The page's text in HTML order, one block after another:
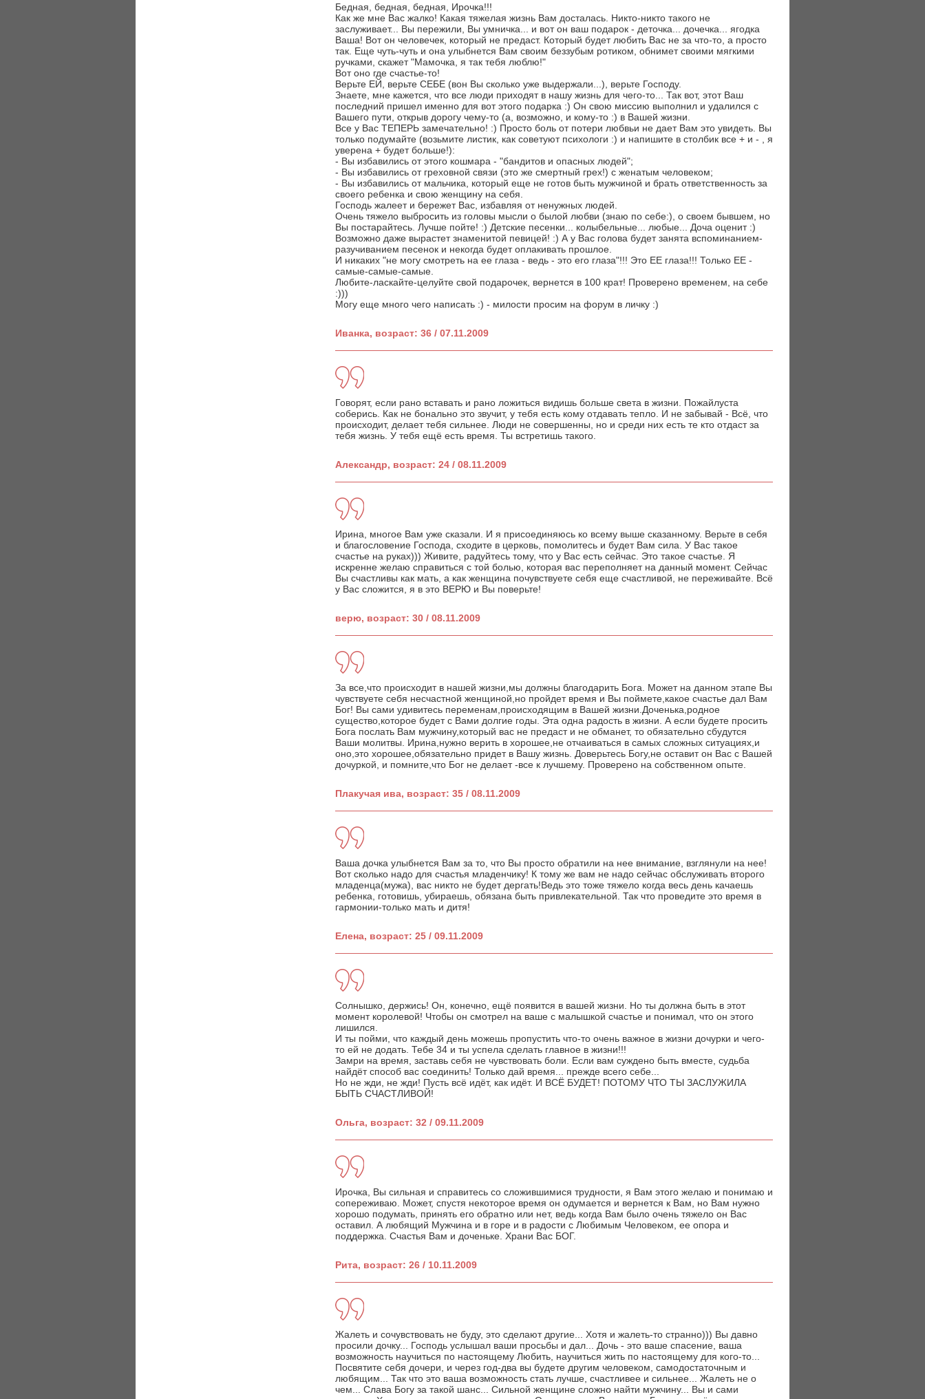
Бедная, бедная, бедная, Ирочка!!!
Как же мне Вас жалко! Какая тяжелая жизнь Вам досталась. Никто-никто такого не
заслуживает... Вы пережили, Вы умничка... и вот он ваш подарок - деточка... дочечка... ягодка
Ваша! Вот он человечек, который не предаст. Который будет любить Вас не за что-то, а просто
так. Еще чуть-чуть и она улыбнется Вам своим беззубым ротиком, обнимет своими мягкими
ручками, скажет "Мамочка, я так тебя люблю!"
Вот оно где счастье-то!
Верьте ЕЙ, верьте СЕБЕ (вон Вы сколько уже выдержали...), верьте Господу.
Знаете, мне кажется, что все люди приходят в нашу жизнь для чего-то... Так вот, этот Ваш
последний пришел именно для вот этого подарка :) Он свою миссию выполнил и удалился с
Вашего пути, открыв дорогу чему-то (а, возможно, и кому-то :) в Вашей жизни.
Все у Вас ТЕПЕРЬ замечательно! :) Просто боль от потери любвьи не дает Вам это увидеть. Вы
только подумайте (возьмите листик, как советуют психологи :) и напишите в столбик все + и - , я
уверена + будет больше!):
- Вы избавились от этого кошмара - "бандитов и опасных людей";
- Вы избавились от греховной связи (это же смертный грех!) с женатым человеком;
- Вы избавились от мальчика, который еще не готов быть мужчиной и брать ответственность за
своего ребенка и свою женщину на себя.
Господь жалеет и бережет Вас, избавляя от ненужных людей.
Очень тяжело выбросить из головы мысли о былой любви (знаю по себе:), о своем бывшем, но
Вы постарайтесь. Лучше пойте! :) Детские песенки... колыбельные... любые... Доча оценит :)
Возможно даже вырастет знаменитой певицей! :) А у Вас голова будет занята вспоминанием-
разучиванием песенок и некогда будет оплакивать прошлое.
И никаких "не могу смотреть на ее глаза - ведь - это его глаза"!!! Это ЕЕ глаза!!! Только ЕЕ -
самые-самые-самые.
Любите-ласкайте-целуйте свой подарочек, вернется в 100 крат! Проверено временем, на себе
:)))
Могу еще много чего написать :) - милости просим на форум в личку :)
Иванка, возраст: 36 / 07.11.2009
Говорят, если рано вставать и рано ложиться видишь больше света в жизни. Пожайлуста
соберись. Как не бонально это звучит, у тебя есть кому отдавать тепло. И не забывай - Всё, что
происходит, делает тебя сильнее. Люди не совершенны, но и среди них есть те кто отдаст за
тебя жизнь. У тебя ещё есть время. Ты встретишь такого.
Александр, возраст: 24 / 08.11.2009
Ирина, многое Вам уже сказали. И я присоединяюсь ко всему выше сказанному. Верьте в себя
и благословение Господа, сходите в церковь, помолитесь и будет Вам сила. У Вас такое
счастье на руках))) Живите, радуйтесь тому, что у Вас есть сейчас. Это такое счастье. Я
искренне желаю справиться с той болью, которая вас переполняет на данный момент. Сейчас
Вы счастливы как мать, а как женщина почувствуете себя еще счастливой, не переживайте. Всё
у Вас сложится, я в это ВЕРЮ и Вы поверьте!
верю, возраст: 30 / 08.11.2009
За все,что происходит в нашей жизни,мы должны благодарить Бога. Может на данном этапе Вы
чувствуете себя несчастной женщиной,но пройдет время и Вы поймете,какое счастье дал Вам
Бог! Вы сами удивитесь переменам,происходящим в Вашей жизни.Доченька,родное
существо,которое будет с Вами долгие годы. Эта одна радость в жизни. А если будете просить
Бога послать Вам мужчину,который ваc не предаст и не обманет, то обязательно сбудутся
Ваши молитвы. Ирина,нужно верить в хорошее,не отчаиваться в самых сложных ситуациях,и
оно,это хорошее,обязательно придет в Вашу жизнь. Доверьтесь Богу,не оставит он Вас с Вашей
дочуркой, и помните,что Бог не делает -все к лучшему. Проверено на собственном опыте.
Плакучая ива, возраст: 35 / 08.11.2009
Ваша дочка улыбнется Вам за то, что Вы просто обратили на нее внимание, взглянули на нее!
Вот сколько надо для счастья младенчику! К тому же вам не надо сейчас обслуживать второго
младенца(мужа), вас никто не будет дергать!Ведь это тоже тяжело когда весь день качаешь
ребенка, готовишь, убираешь, обязана быть привлекательной. Так что проведите это время в
гармонии-только мать и дитя!
Елена, возраст: 25 / 09.11.2009
Солнышко, держись! Он, конечно, ещё появится в вашей жизни. Но ты должна быть в этот
момент королевой! Чтобы он смотрел на ваше с малышкой счастье и понимал, что он этого
лишился.
И ты пойми, что каждый день можешь пропустить что-то очень важное в жизни дочурки и чего-
то ей не додать. Тебе 34 и ты успела сделать главное в жизни!!!
Замри на время, заставь себя не чувствовать боли. Если вам суждено быть вместе, судьба
найдёт способ вас соединить! Только дай время... прежде всего себе...
Но не жди, не жди! Пусть всё идёт, как идёт. И ВСЁ БУДЕТ! ПОТОМУ ЧТО ТЫ ЗАСЛУЖИЛА
БЫТЬ СЧАСТЛИВОЙ!
Ольга, возраст: 32 / 09.11.2009
Ирочка, Вы сильная и справитесь со сложившимися трудности, я Вам этого желаю и понимаю и
сопереживаю. Может, спустя некоторое время он одумается и вернется к Вам, но Вам нужно
хорошо подумать, принять его обратно или нет, ведь когда Вам было очень тяжело он Вас
оставил. А любящий Мужчина и в горе и в радости с Любимым Человеком, ее опора и
поддержка. Счастья Вам и доченьке. Храни Вас БОГ.
Рита, возраст: 26 / 10.11.2009
Жалеть и сочувствовать не буду, это сделают другие... Хотя и жалеть-то странно))) Вы давно
просили дочку... Господь услышал ваши просьбы и дал... Дочь - это ваше спасение, ваша
возможность научиться по настоящему Любить, научиться жить по настоящему для кого-то...
Посвятите себя дочери, и через год-два вы будете другим человеком, самодостаточным и
любящим... Так что это ваша возможность стать лучше, счастливее и сильнее... Жалеть не о
чем... Слава Богу за такой шанс... Сильной женщине сложно найти мужчину... Вы и сами